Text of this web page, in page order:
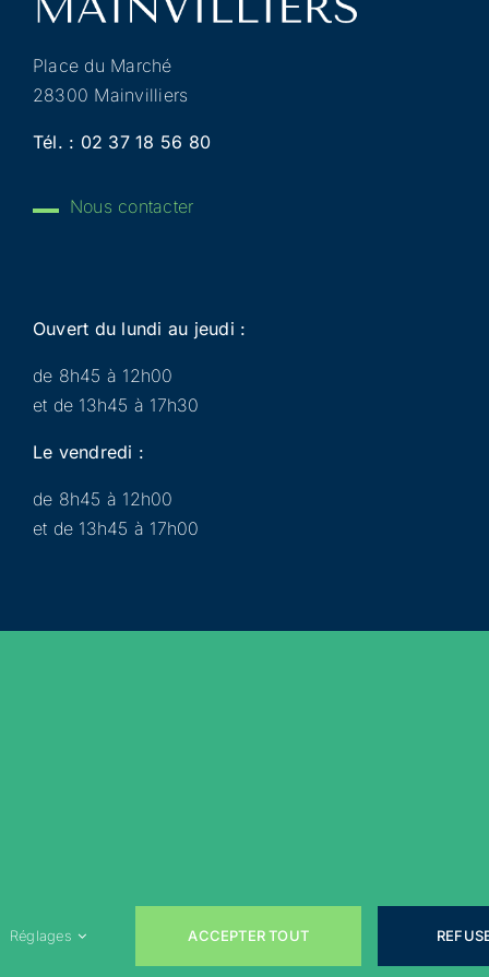
Place du Marché
28300 Mainvilliers
Tél. : 02 37 18 56 80
Nous contacter
Ouvert du lundi au jeudi :
de 8h45 à 12h00
et de 13h45 à 17h30
Le vendredi :
de 8h45 à 12h00
et de 13h45 à 17h00
Réglages ACCEPTER TOUT